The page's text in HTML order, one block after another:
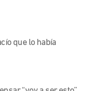
que lo había